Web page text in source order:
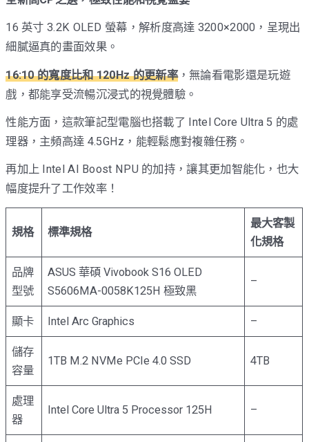
16 英寸 3.2K OLED 螢幕，解析度高達 3200×2000，呈現出
細膩逼真的畫面效果。
16:10 的寬度比和 120Hz 的更新率，無論看電影還是玩遊
戲，都能享受流暢沉浸式的視覺體驗。
性能方面，這款筆記型電腦也搭載了 Intel Core Ultra 5 的處
理器，主頻高達 4.5GHz，能輕鬆應對複雜任務。
再加上 Intel AI Boost NPU 的加持，讓其更加智能化，也大
幅度提升了工作效率！
規格 標準規格
最大客製
化規格
品牌
型號
ASUS 華碩 Vivobook S16 OLED
S5606MA-0058K125H 極致黑
–
顯卡 Intel Arc Graphics –
儲存
容量
1TB M.2 NVMe PCIe 4.0 SSD 4TB
處理
器
Intel Core Ultra 5 Processor 125H –